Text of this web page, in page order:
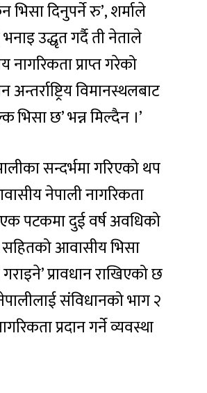
भिसा दिनुपर्ने रु’, शर्माले
उद्धृत गर्दै ती नेताले
प्राप्त गरेको
अन्तर्राष्ट्रिय विमानस्थलबाट
भिसा छ’ भन्न मिल्दैन ।’
सन्दर्भमा गरिएको थप
नेपाली नागरिकता
एक पटकमा दुई वर्ष अवधिको
आवासीय भिसा
प्रावधान राखिएको छ
संविधानको भाग २
प्रदान गर्ने व्यवस्था